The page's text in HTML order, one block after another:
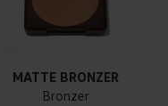
MATTE BRONZER
Bronzer